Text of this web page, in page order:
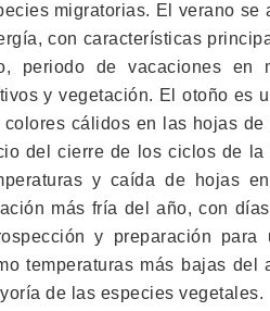
migratorias. El verano
con características
periodo de vacaciones en
y vegetación. El otoño es
colores cálidos en las hojas
del cierre de los ciclos de la
y caída de hojas
más fría del año, con
y preparación
temperaturas más bajas
de las especies vegetales.